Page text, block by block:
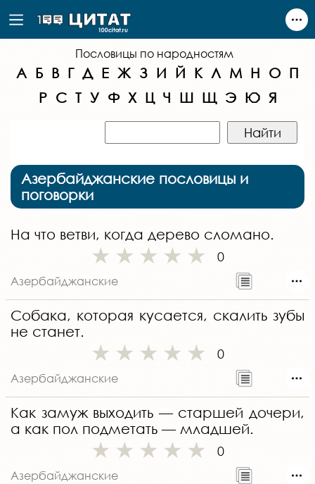
Пословицы по народностям
А Б В Г Д Е Ж З И Й К Л М Н О П
Р С Т У Ф Х Ц Ч Ш Щ Э Ю Я
Азербайджанские пословицы и
поговорки
На что ветви, когда дерево сломано.
0
Азербайджанские
Собака, которая кусается, скалить зубы
не станет.
0
Азербайджанские
Как замуж выходить — старшей дочери,
а как пол подметать — младшей.
0
Азербайджанские